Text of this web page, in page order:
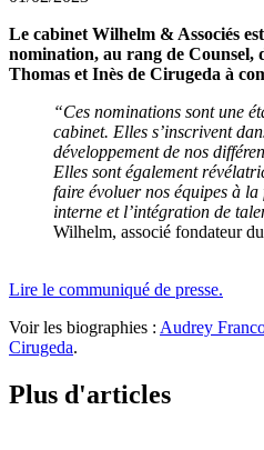
Le cabinet Wilhelm & Associés
nomination, au rang de Counsel,
Thomas et Inès de Cirugeda à
“Ces nominations sont une
cabinet. Elles s’inscrivent
développement de nos
Elles sont également
faire évoluer nos équipes à
interne et l’intégration de
Wilhelm, associé fondateur
Lire le communiqué de presse.
Voir les biographies : Audrey
Cirugeda.
Plus d'articles